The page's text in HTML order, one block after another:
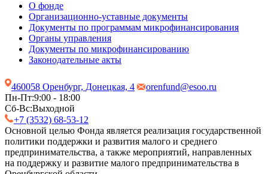
О фонде
Организационно-уставные документы
Документы по программам микрофинансирования
Органы управления
Документы по микрофинансированию
Законодательные акты
460058 Оренбург, Донецкая, 4
orenfund@esoo.ru
Пн-Пт:9:00 - 18:00
Сб-Вс:Выходной
+7 (3532) 68-53-12
Основной целью Фонда является реализация государственной
политики поддержки и развития малого и среднего
предпринимательства, а также мероприятий, направленных
на поддержку и развитие малого предпринимательства в